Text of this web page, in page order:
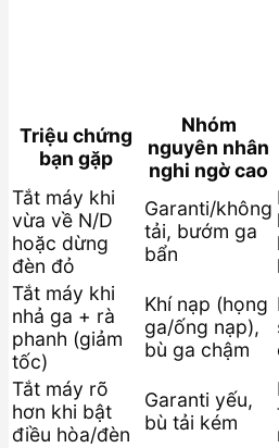
Triệu chứng
bạn gặp
Nhóm
nguyên nhân
nghi ngờ cao
Tắt máy khi
vừa về N/D
hoặc dừng
đèn đỏ
Garanti/không
tải, bướm ga
bẩn
Tắt máy khi
nhả ga + rà
phanh (giảm
tốc)
Khí nạp (họng
ga/ống nạp),
bù ga chậm
Tắt máy rõ
hơn khi bật
điều hòa/đèn
Garanti yếu,
bù tải kém